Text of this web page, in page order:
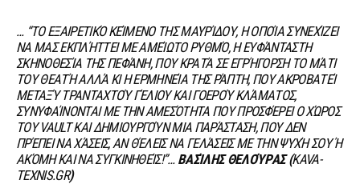
… “ΤΟ ΕΞΑΙΡΕΤΙΚΌ ΚΕΊΜΕΝΟ ΤΗΣ ΜΑΥΡΊΔΟΥ, Η ΟΠΟΊΑ ΣΥΝΕΧΊΖΕΙ
ΝΑ ΜΑΣ ΕΚΠΛΉΤΤΕΙ ΜΕ ΑΜΕΊΩΤΟ ΡΥΘΜΌ, Η ΕΥΦΆΝΤΑΣΤΗ
ΣΚΗΝΟΘΕΣΊΑ ΤΗΣ ΠΕΦΆΝΗ, ΠΟΥ ΚΡΑΤΆ ΣΕ ΕΓΡΉΓΟΡΣΗ ΤΟ ΜΆΤΙ
ΤΟΥ ΘΕΑΤΉ ΑΛΛΆ ΚΙ Η ΕΡΜΗΝΕΊΑ ΤΗΣ ΡΆΠΤΗ, ΠΟΥ ΑΚΡΟΒΑΤΕΊ
ΜΕΤΑΞΎ ΤΡΑΝΤΑΧΤΟΎ ΓΈΛΙΟΥ ΚΑΙ ΓΟΕΡΟΎ ΚΛΆΜΑΤΟΣ,
ΣΥΝΥΦΑΊΝΟΝΤΑΙ ΜΕ ΤΗΝ ΑΜΕΣΌΤΗΤΑ ΠΟΥ ΠΡΟΣΦΈΡΕΙ Ο ΧΏΡΟΣ
ΤΟΥVAULTΚΑΙ ΔΗΜΙΟΥΡΓΟΎΝ ΜΙΑ ΠΑΡΆΣΤΑΣΗ, ΠΟΥ ΔΕΝ
ΠΡΈΠΕΙ ΝΑ ΧΆΣΕΙΣ, ΑΝ ΘΈΛΕΙΣ ΝΑ ΓΕΛΆΣΕΙΣ ΜΕ ΤΗΝ ΨΥΧΉ ΣΟΥ Ή
ΑΚΌΜΗ ΚΑΙ ΝΑ ΣΥΓΚΙΝΗΘΕΊΣ!”…ΒΑΣΊΛΗΣ ΘΕΛΟΎΡΑΣ (KAVA-
TEXNIS.GR)